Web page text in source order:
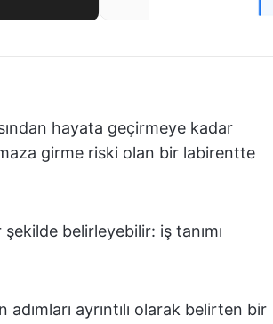
hayata geçirmeye kadar
girme riski olan bir labirentte
belirleyebilir: iş tanımı
ayrıntılı olarak belirten bir